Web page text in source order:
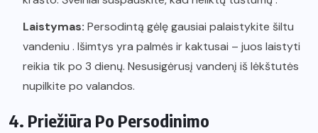
Laistymas: Persodintą gėlę gausiai palaistykite šiltu
vandeniu . Išimtys yra palmės ir kaktusai – juos laistyti
reikia tik po 3 dienų. Nesusigėrusį vandenį iš lėkštutės
nupilkite po valandos.
4. Priežiūra Po Persodinimo